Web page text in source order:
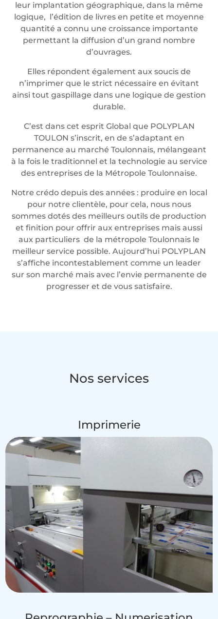
leur implantation géographique, dans la même
logique, l’édition de livres en petite et moyenne
quantité a connu une croissance importante
permettant la diffusion d’un grand nombre
d’ouvrages.
Elles répondent également aux soucis de
n’imprimer que le strict nécessaire en évitant
ainsi tout gaspillage dans une logique de gestion
durable.
C’est dans cet esprit Global que POLYPLAN
TOULON s’inscrit, en de s’adaptant en
permanence au marché Toulonnais, mélangeant
à la fois le traditionnel et la technologie au service
des entreprises de la Métropole Toulonnaise.
Notre crédo depuis des années : produire en local
pour notre clientèle, pour cela, nous nous
sommes dotés des meilleurs outils de production
et finition pour offrir aux entreprises mais aussi
aux particuliers de la métropole Toulonnais le
meilleur service possible. Aujourd’hui POLYPLAN
s’affiche incontestablement comme un leader
sur son marché mais avec l’envie permanente de
progresser et de vous satisfaire.
Nos services
Imprimerie